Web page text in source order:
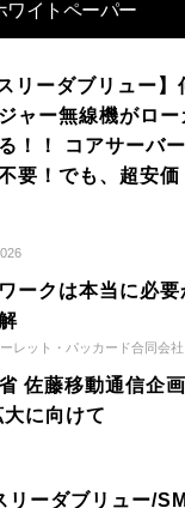
ワイトペーパー
リーダブリュー】
ャー無線機がロ
！！ コアサーバ
要！でも、超安
ークは本当に必要
レット・パッカード合同会社
佐藤移動通信企
に向けて
リーダブリュー/